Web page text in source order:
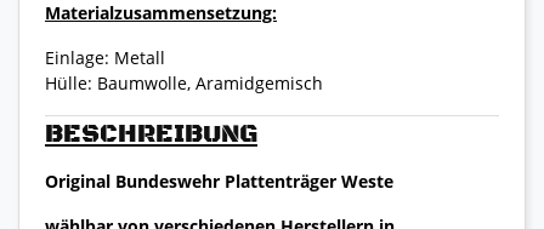
BESCHREIBUNG
Original Bundeswehr Plattenträger Weste
Materialzusammensetzung:
Einlage: Metall
Hülle: Baumwolle, Aramidgemisch